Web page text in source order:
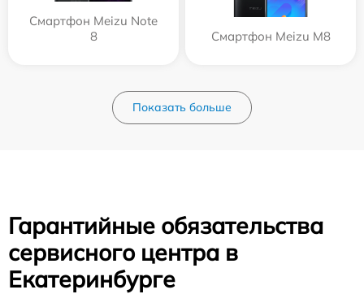
Смартфон Meizu Note
8
Смартфон Meizu M8
Показать больше
Гарантийные обязательства
сервисного центра в
Екатеринбурге